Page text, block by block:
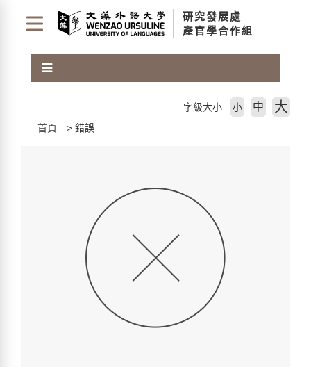
首頁
錯誤
字級大小 小 中 大
研究發展處
產官學合作組